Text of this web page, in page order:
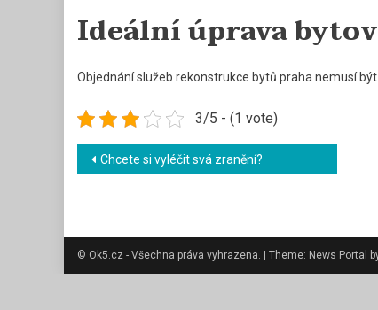
Ideální úprava
Objednání služeb rekonstrukce bytů praha nemusí
3/5 - (1 vote)
Navigace
příspěvek
Chcete si vyléčit svá zranění?
© Ok5.cz - Všechna práva vyhrazena. Theme: News Portal